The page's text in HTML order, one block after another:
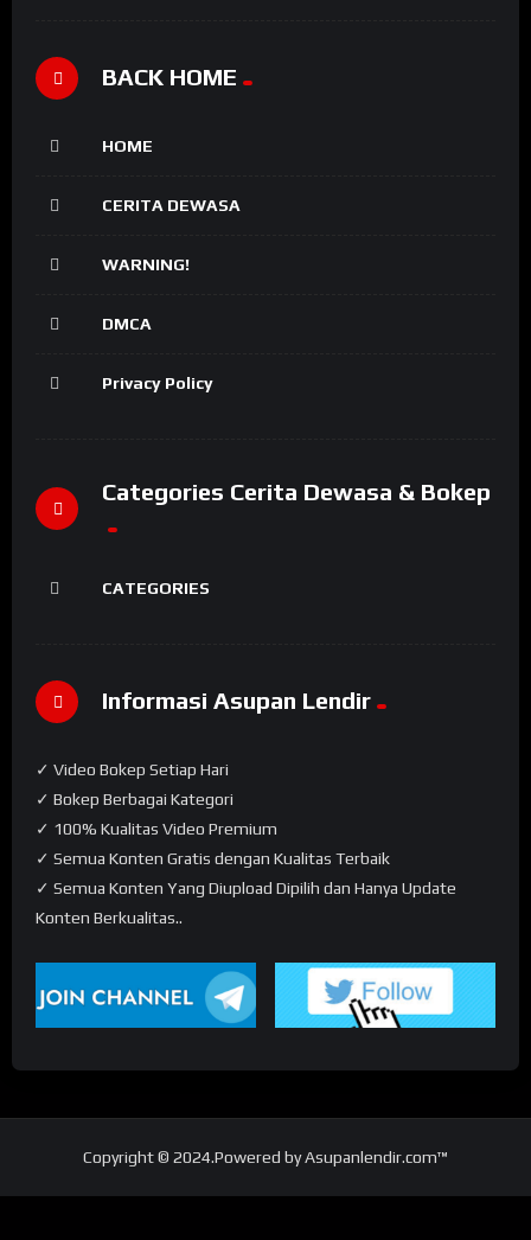
BACK HOME
HOME
CERITA DEWASA
WARNING!
DMCA
Privacy Policy
Categories Cerita Dewasa & Bokep
CATEGORIES
Informasi Asupan Lendir
✓ Video Bokep Setiap Hari
✓ Bokep Berbagai Kategori
✓ 100% Kualitas Video Premium
✓ Semua Konten Gratis dengan Kualitas Terbaik
✓ Semua Konten Yang Diupload Dipilih dan Hanya Update
Konten Berkualitas..
Copyright © 2024.Powered by Asupanlendir.com™